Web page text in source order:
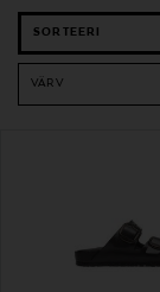
SORTEERI
VÄRV